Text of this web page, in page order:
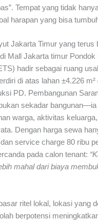
Tempat yang tidak
harapan yang bisa
Jakarta Timur yang terus
Mall Jakarta timur Pondok
hadir sebagai ruang
di atas lahan ±4.226
PD. Pembangunan
sekadar
warga, aktivitas
Dengan harga sewa
service charge 80 ribu
pada calon tenant:
mahal dari biaya
ritel lokal, lokasi yang
berpotensi